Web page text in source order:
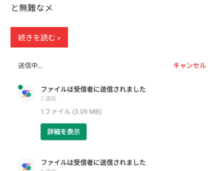
と無難なメ
続きを読む